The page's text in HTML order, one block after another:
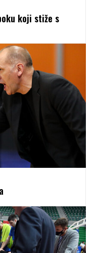
koji stiže s